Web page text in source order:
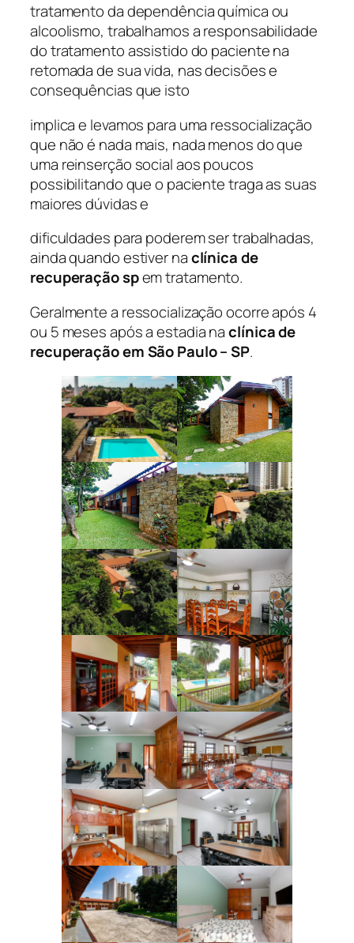
tratamento da dependência química ou
alcoolismo, trabalhamos a responsabilidade
do tratamento assistido do paciente na
retomada de sua vida, nas decisões e
consequências que isto
implica e levamos para uma ressocialização
que não é nada mais, nada menos do que
uma reinserção social aos poucos
possibilitando que o paciente traga as suas
maiores dúvidas e
dificuldades para poderem ser trabalhadas,
ainda quando estiver naclínica de
recuperação spem tratamento.
Geralmente a ressocialização ocorre após 4
ou 5 meses após a estadia naclínica de
recuperação em São Paulo – SP.